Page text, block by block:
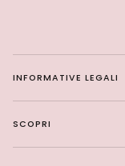
INFORMATIVE LEGALI
SCOPRI